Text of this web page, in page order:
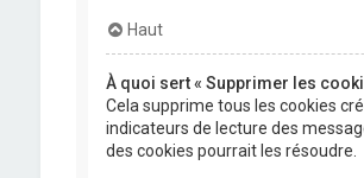
Haut
À quoi sert « Supprimer les
Cela supprime tous les cookies
indicateurs de lecture des
des cookies pourrait les résoudre.